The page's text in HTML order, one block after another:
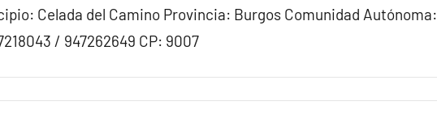
Celada del Camino Provincia: Burgos Comunidad Autónoma:
/ 947262649 CP: 9007